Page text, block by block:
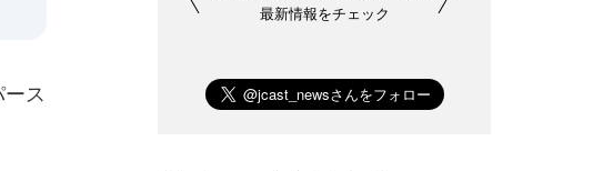
ス
最新情報をチェック